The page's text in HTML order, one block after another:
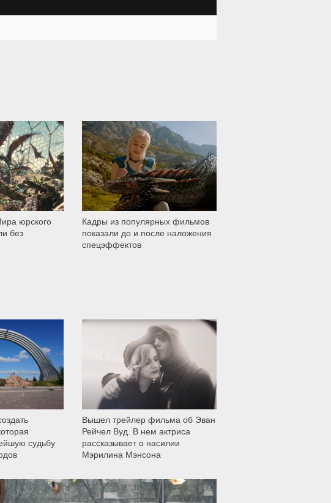
юрского
без
Кадры из популярных фильмов
показали до и после наложения
спецэффектов
3 726
судьбу
Вышел трейлер фильма об Эван
Рейчел Вуд. В нем актриса
рассказывает о насилии
Мэрилина Мэнсона